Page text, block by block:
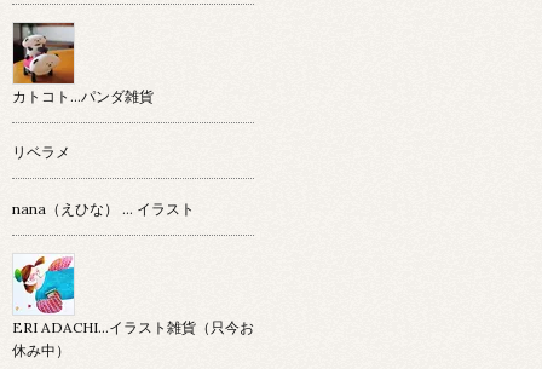
カトコト…パンダ雑貨
リベラメ
nana（えひな） … イラスト
ERI ADACHI...イラスト雑貨（只今お
休み中）